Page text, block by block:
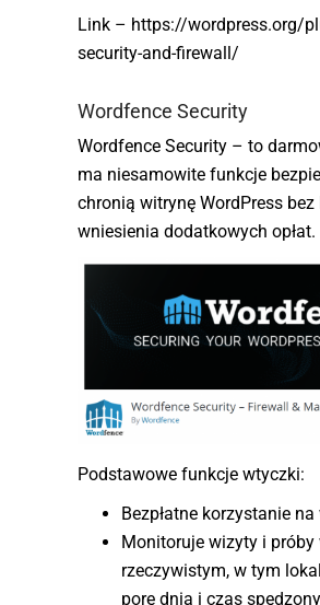
Link – https://wordpress.org/
security-and-firewall/
Wordfence Security
Wordfence Security – to
ma niesamowite funkcje
chronią witrynę WordPress
wniesienia dodatkowych opłat.
Podstawowe funkcje wtyczki:
Bezpłatne korzystanie
Monitoruje wizyty i próby
rzeczywistym, w tym
porę dnia i czas